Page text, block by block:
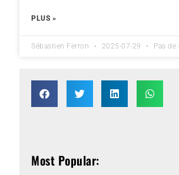
PLUS »
Sébastien Ferron 2025-07-29 Pas
Most Popular: